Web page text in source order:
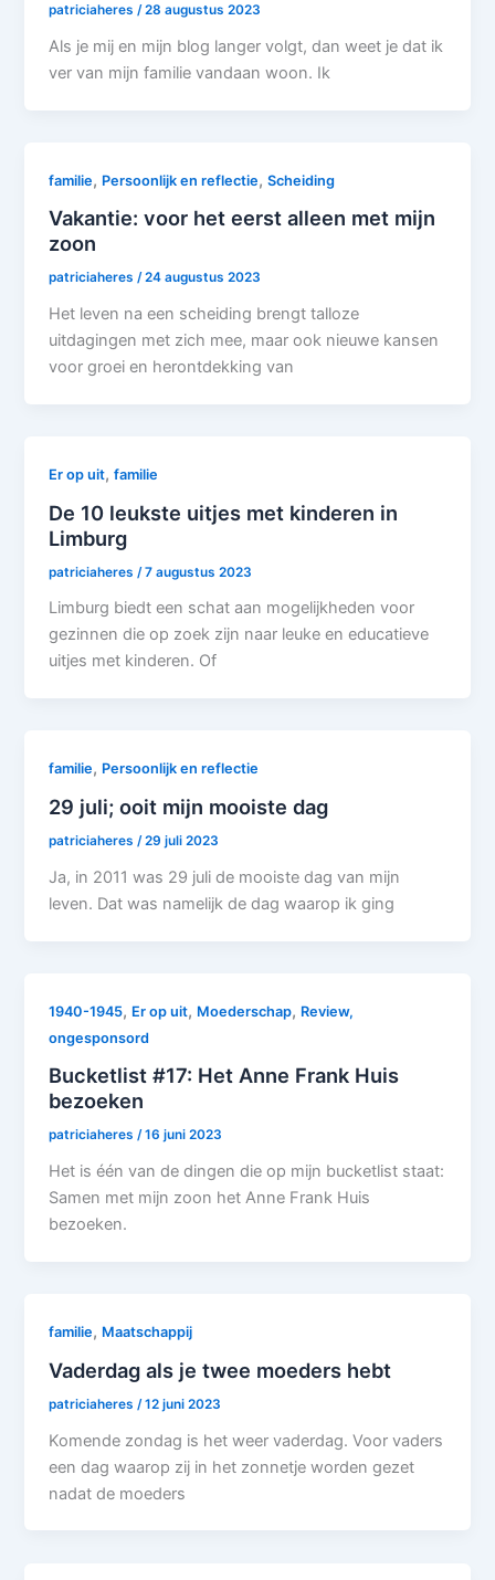
patriciaheres /28 augustus 2023
Als je mij en mijn blog langer volgt, dan weet je dat ik
ver van mijn familie vandaan woon. Ik
familie, Persoonlijk en reflectie,Scheiding
Vakantie: voor het eerst alleen met mijn
zoon
patriciaheres/24 augustus 2023
Het leven na een scheiding brengt talloze
uitdagingen met zich mee, maar ook nieuwe kansen
voor groei en herontdekking van
Er op uit,familie
De 10 leukste uitjes met kinderen in
Limburg
patriciaheres /7 augustus 2023
Limburg biedt een schat aan mogelijkheden voor
gezinnen die op zoek zijn naar leuke en educatieve
uitjes met kinderen. Of
familie, Persoonlijk en reflectie
29 juli; ooit mijn mooiste dag
patriciaheres/29 juli 2023
Ja, in 2011 was 29 juli de mooiste dag van mijn
leven. Dat was namelijk de dag waarop ik ging
1940-1945, Er op uit, Moederschap, Review,
ongesponsord
Bucketlist #17: Het Anne Frank Huis
bezoeken
patriciaheres/16 juni 2023
Het is één van de dingen die op mijn bucketlist staat:
Samen met mijn zoon het Anne Frank Huis
bezoeken.
familie, Maatschappij
Vaderdag als je twee moeders hebt
patriciaheres /12 juni 2023
Komende zondag is het weer vaderdag. Voor vaders
een dag waarop zij in het zonnetje worden gezet
nadat de moeders